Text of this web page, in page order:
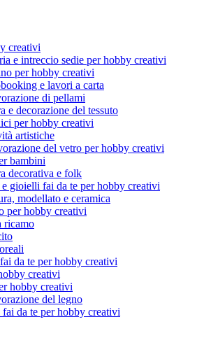
creativi
e intreccio sedie per hobby creativi
per hobby creativi
e lavori a carta
di pellami
e decorazione del tessuto
per hobby creativi
artistiche
del vetro per hobby creativi
bambini
decorativa e folk
gioielli fai da te per hobby creativi
modellato e ceramica
per hobby creativi
ricamo
da te per hobby creativi
creativi
hobby creativi
del legno
fai da te per hobby creativi